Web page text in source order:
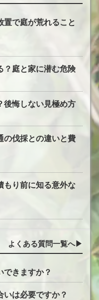
置で庭が荒れること
？庭と家に潜む危険
後悔しない見極め方
の伐採との違いと費
もり前に知る意外な
よくある質問一覧へ▶︎
できますか？
いは必要ですか？